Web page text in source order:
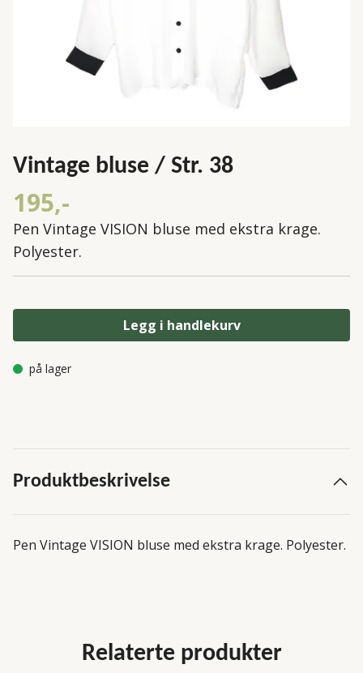
Vintage bluse / Str. 38
195,-
Pen Vintage VISION bluse med ekstra krage.
Polyester.
Legg i handlekurv
på lager
Produktbeskrivelse
Pen Vintage VISION bluse med ekstra krage. Polyester.
Relaterte produkter